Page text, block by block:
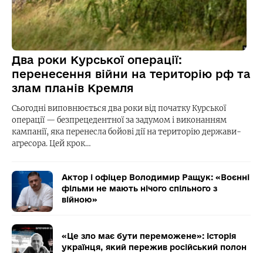
Два роки Курської операції:
перенесення війни на територію рф та
злам планів Кремля
Сьогодні виповнюється два роки від початку Курської
операції — безпрецедентної за задумом і виконанням
кампанії, яка перенесла бойові дії на територію держави-
агресора. Цей крок…
Актор і офіцер Володимир Ращук: «Воєнні
фільми не мають нічого спільного з
війною»
«Це зло має бути переможене»: історія
українця, який пережив російський полон